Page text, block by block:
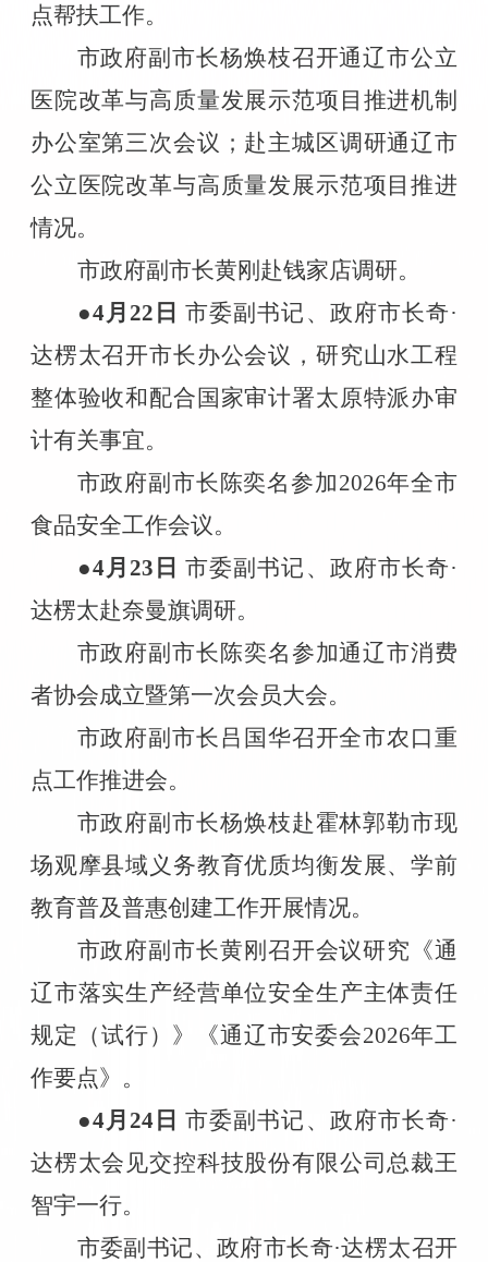
点帮扶工作。
市政府副市长杨焕枝召开通辽市公立
医院改革与高质量发展示范项目推进机制
办公室第三次会议；赴主城区调研通辽市
公立医院改革与高质量发展示范项目推进
情况。
市政府副市长黄刚赴钱家店调研。
●4 月 22 日市委副书记、政府市长奇·
达楞太召开市长办公会议，研究山水工程
整体验收和配合国家审计署太原特派办审
计有关事宜。
市政府副市长陈奕名参加2026年全市
食品安全工作会议。
●4 月 23 日市委副书记、政府市长奇·
达楞太赴奈曼旗调研。
市政府副市长陈奕名参加通辽市消费
者协会成立暨第一次会员大会。
市政府副市长吕国华召开全市农口重
点工作推进会。
市政府副市长杨焕枝赴霍林郭勒市现
场观摩县域义务教育优质均衡发展、学前
教育普及普惠创建工作开展情况。
市政府副市长黄刚召开会议研究《通
辽市落实生产经营单位安全生产主体责任
规定（试行）》《通辽市安委会2026年工
作要点》。
●4 月 24 日市委副书记、政府市长奇·
达楞太会见交控科技股份有限公司总裁王
智宇一行。
市委副书记、政府市长奇·达楞太召开